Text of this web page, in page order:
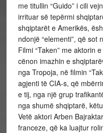
me titullin “Guido” i cili
irrituar së tepërmi
shqiptarët e Amerikës,
ndonjë “elementi”, që sot
Filmi “Taken” me aktorin
cënon imazhin e
nga Tropoja, në filmin
agjenti të CIA-s, që
e tij, nga një grup
nga shumë shqiptarë,
Vetë aktori Arben
franceze, që ka luajtur